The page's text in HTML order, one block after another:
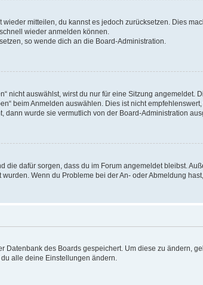
mitteilen, du kannst es jedoch zurücksetzen. Dies
wieder anmelden können.
so wende dich an die Board-Administration.
nicht auswählst, wirst du nur für eine Sitzung
beim Anmelden auswählen. Dies ist nicht
dann wurde sie vermutlich von der Board-Administration
die dafür sorgen, dass du im Forum angemeldet bleibst.
Wenn du Probleme bei der An- oder Abmeldung
des Boards gespeichert. Um diese zu ändern,
alle deine Einstellungen ändern.